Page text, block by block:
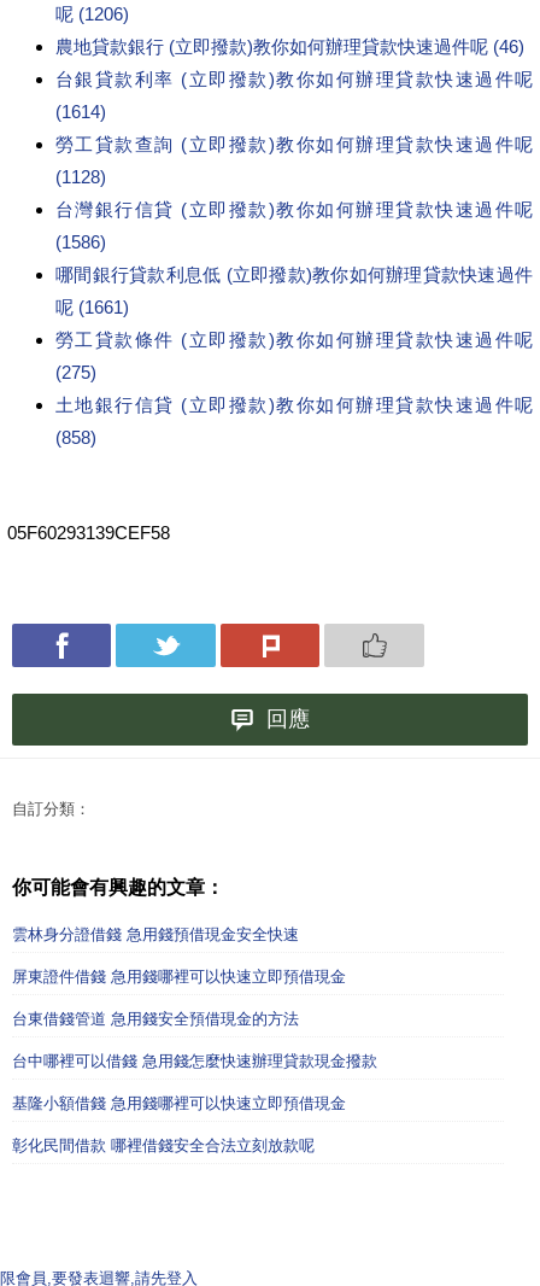
呢 (1206)
農地貸款銀行 (立即撥款)教你如何辦理貸款快速過件呢 (46)
台銀貸款利率 (立即撥款)教你如何辦理貸款快速過件呢
(1614)
勞工貸款查詢 (立即撥款)教你如何辦理貸款快速過件呢
(1128)
台灣銀行信貸 (立即撥款)教你如何辦理貸款快速過件呢
(1586)
哪間銀行貸款利息低 (立即撥款)教你如何辦理貸款快速過件
呢 (1661)
勞工貸款條件 (立即撥款)教你如何辦理貸款快速過件呢
(275)
土地銀行信貸 (立即撥款)教你如何辦理貸款快速過件呢
(858)
05F60293139CEF58
回應
自訂分類：
你可能會有興趣的文章：
雲林身分證借錢 急用錢預借現金安全快速
屏東證件借錢 急用錢哪裡可以快速立即預借現金
台東借錢管道 急用錢安全預借現金的方法
台中哪裡可以借錢 急用錢怎麼快速辦理貸款現金撥款
基隆小額借錢 急用錢哪裡可以快速立即預借現金
彰化民間借款 哪裡借錢安全合法立刻放款呢
限會員,要發表迴響,請先登入